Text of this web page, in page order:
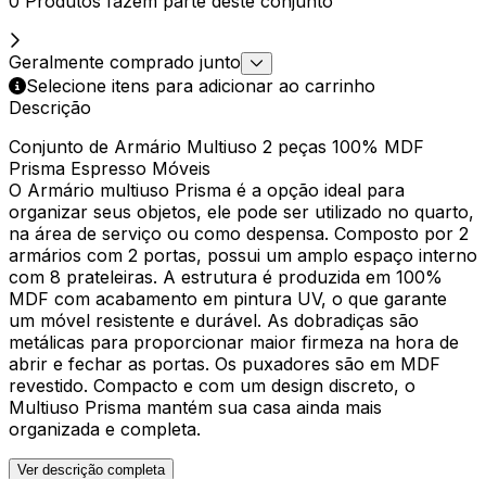
Geralmente comprado junto
Selecione itens para adicionar ao carrinho
Descrição
Conjunto de Armário Multiuso 2 peças 100% MDF
Prisma Espresso Móveis
O Armário multiuso Prisma é a opção ideal para
organizar seus objetos, ele pode ser utilizado no quarto,
na área de serviço ou como despensa. Composto por 2
armários com 2 portas, possui um amplo espaço interno
com 8 prateleiras. A estrutura é produzida em 100%
MDF com acabamento em pintura UV, o que garante
um móvel resistente e durável. As dobradiças são
metálicas para proporcionar maior firmeza na hora de
abrir e fechar as portas. Os puxadores são em MDF
revestido. Compacto e com um design discreto, o
Multiuso Prisma mantém sua casa ainda mais
organizada e completa.
Ver descrição completa